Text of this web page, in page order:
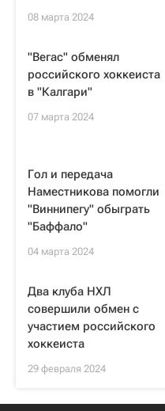
08 марта 2024
"Вегас" обменял
российского хоккеиста
в "Калгари"
07 марта 2024
Гол и передача
Наместникова помогли
"Виннипегу" обыграть
"Баффало"
04 марта 2024
Два клуба НХЛ
совершили обмен с
участием российского
хоккеиста
29 февраля 2024